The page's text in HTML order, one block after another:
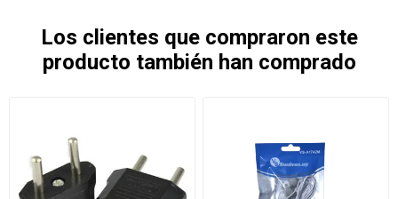
Los clientes que compraron este
producto también han comprado